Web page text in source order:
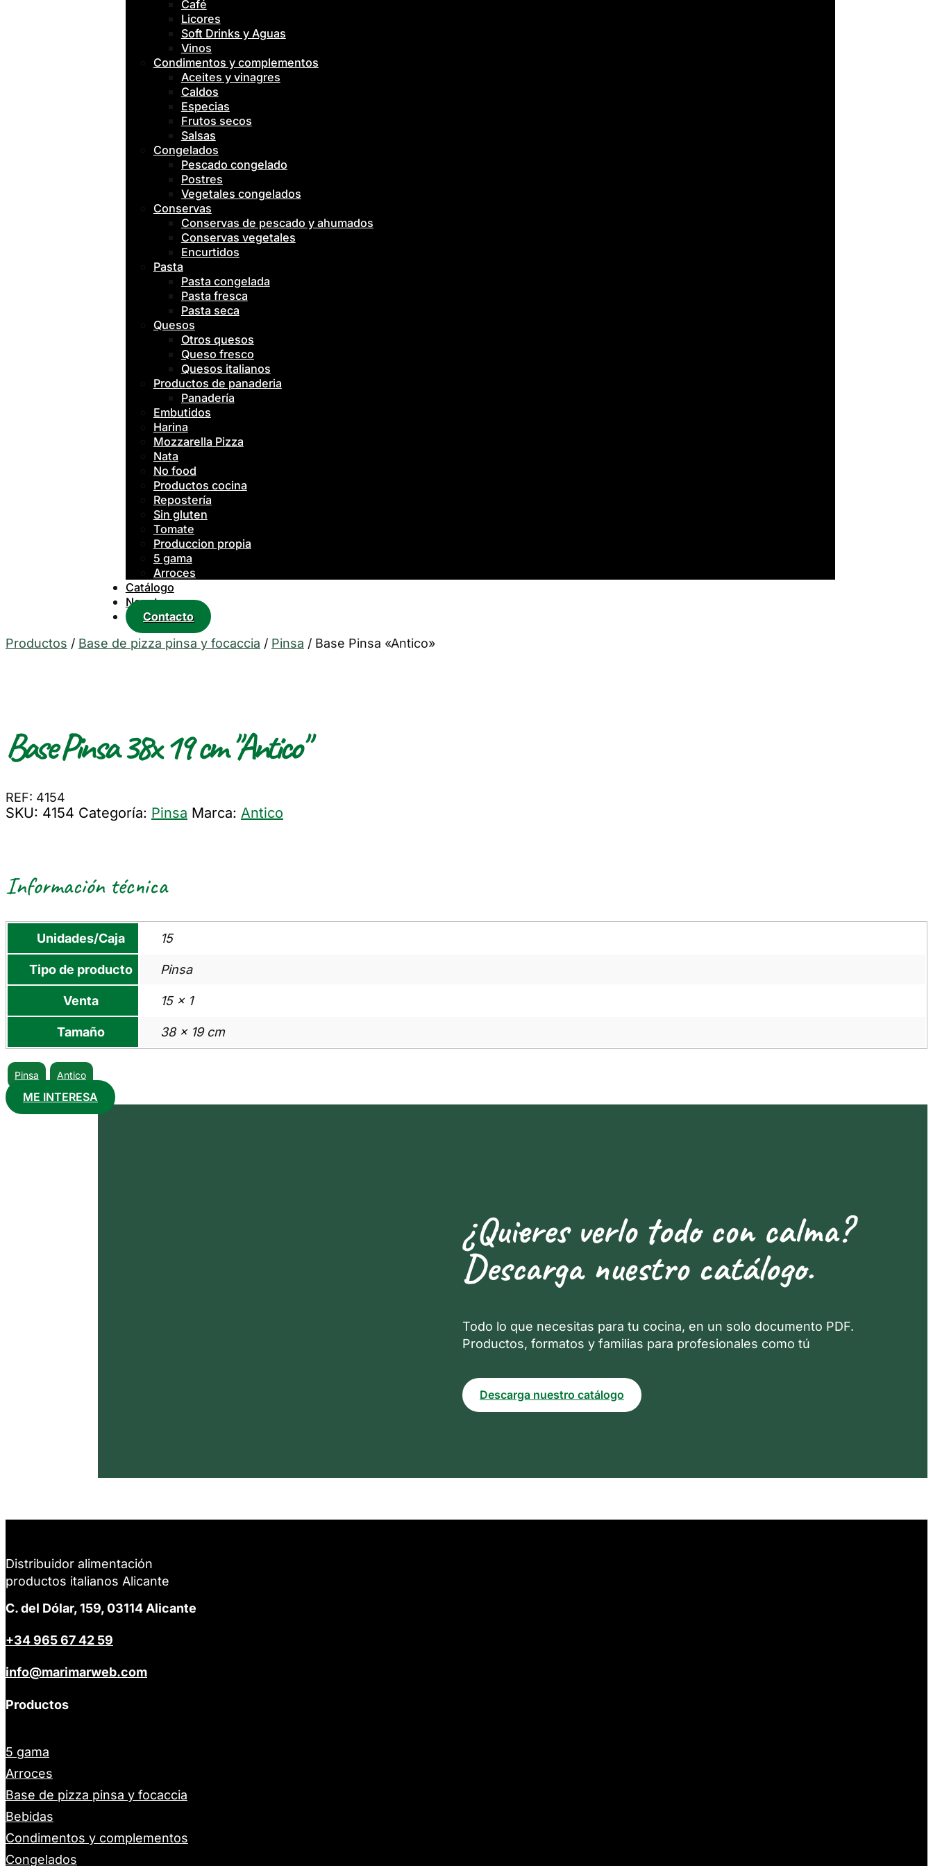
Café
Licores
Soft Drinks y Aguas
Vinos
Condimentos y complementos
Aceites y vinagres
Caldos
Especias
Frutos secos
Salsas
Congelados
Pescado congelado
Postres
Vegetales congelados
Conservas
Conservas de pescado y ahumados
Conservas vegetales
Encurtidos
Pasta
Pasta congelada
Pasta fresca
Pasta seca
Quesos
Otros quesos
Queso fresco
Quesos italianos
Productos de panaderia
Panadería
Embutidos
Harina
Mozzarella Pizza
Nata
No food
Productos cocina
Repostería
Sin gluten
Tomate
Produccion propia
5 gama
Arroces
Catálogo
Nosotros
Contacto
Productos / Base de pizza pinsa y focaccia / Pinsa / Base Pinsa «Antico»
Base Pinsa 38x 19 cm "Antico"
REF: 4154
SKU: 4154 Categoría: Pinsa Marca: Antico
Información técnica
Unidades/Caja 15
Tipo de producto Pinsa
Venta 15 x 1
Tamaño 38 x 19 cm
Pinsa Antico
ME INTERESA
¿Quieres verlo todo con calma?
Descarga nuestro catálogo.
Todo lo que necesitas para tu cocina, en un solo documento PDF.
Productos, formatos y familias para profesionales como tú
Descarga nuestro catálogo
Distribuidor alimentación
productos italianos Alicante
C. del Dólar, 159, 03114 Alicante
+34 965 67 42 59
info@marimarweb.com
Productos
5 gama
Arroces
Base de pizza pinsa y focaccia
Bebidas
Condimentos y complementos
Congelados